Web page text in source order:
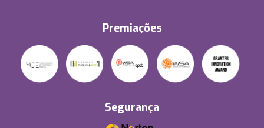
Premiações
Segurança